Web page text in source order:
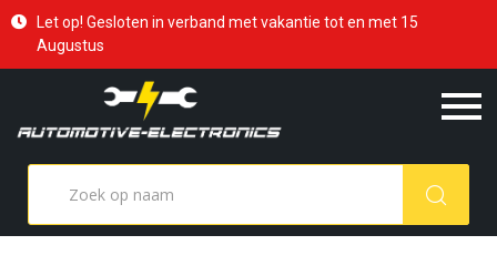
Let op! Gesloten in verband met vakantie tot en met 15
Augustus